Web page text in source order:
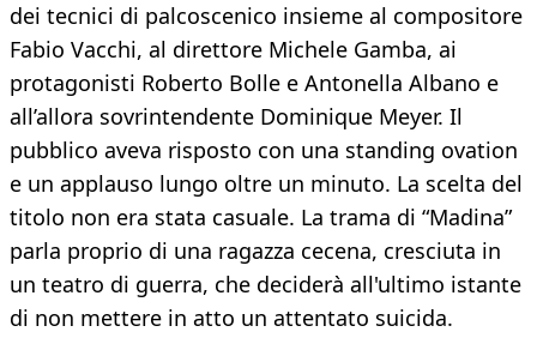
dei tecnici di palcoscenico insieme al compositore
Fabio Vacchi, al direttore Michele Gamba, ai
protagonisti Roberto Bolle e Antonella Albano e
all’allora sovrintendente Dominique Meyer. Il
pubblico aveva risposto con una standing ovation
e un applauso lungo oltre un minuto. La scelta del
titolo non era stata casuale. La trama di “Madina”
parla proprio di una ragazza cecena, cresciuta in
un teatro di guerra, che deciderà all'ultimo istante
di non mettere in atto un attentato suicida.